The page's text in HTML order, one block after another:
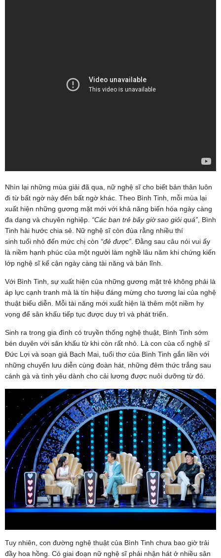
Nhìn lại những mùa giải đã qua, nữ nghệ sĩ cho biết bản thân luôn
đi từ bất ngờ này đến bất ngờ khác. Theo Bình Tinh, mỗi mùa lại
xuất hiện những gương mặt mới với khả năng biến hóa ngày càng
đa dạng và chuyên nghiệp. “Các bạn trẻ bây giờ sao giỏi quá” , Bình
Tinh hài hước chia sẻ. Nữ nghệ sĩ còn đùa rằng nhiều thí
sinh tuổi nhỏ đến mức chị còn “đẻ được” . Đằng sau câu nói vui ấy
là niềm hạnh phúc của một người làm nghề lâu năm khi chứng kiến
lớp nghệ sĩ kế cận ngày càng tài năng và bản lĩnh.
Với Bình Tinh, sự xuất hiện của những gương mặt trẻ không phải là
áp lực cạnh tranh mà là tín hiệu đáng mừng cho tương lai của nghệ
thuật biểu diễn. Mỗi tài năng mới xuất hiện là thêm một niềm hy
vọng để sân khấu tiếp tục được duy trì và phát triển.
Sinh ra trong gia đình có truyền thống nghệ thuật, Bình Tinh sớm
bén duyên với sân khấu từ khi còn rất nhỏ. Là con của cố nghệ sĩ
Đức Lợi và soạn giả Bạch Mai, tuổi thơ của Bình Tinh gắn liền với
những chuyến lưu diễn cùng đoàn hát, những đêm thức trắng sau
cánh gà và tình yêu dành cho cải lương được nuôi dưỡng từ đó.
Tuy nhiên, con đường nghệ thuật của Bình Tinh chưa bao giờ trải
đầy hoa hồng. Có giai đoạn nữ nghệ sĩ phải nhận hát ở nhiều sân